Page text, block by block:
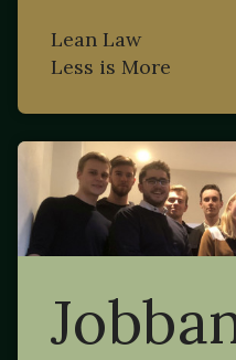
Lean Law
Less is More